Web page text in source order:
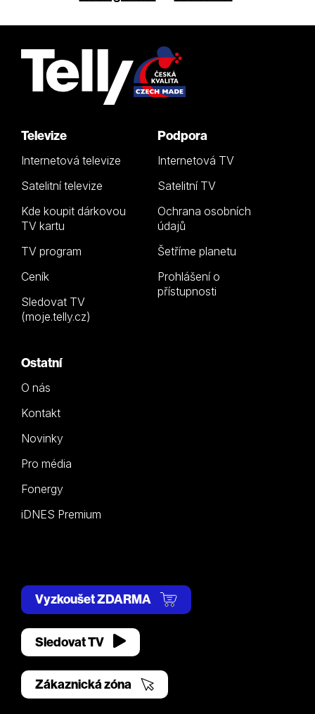
Televize
Internetová televize
Satelitní televize
Kde koupit dárkovou
TV kartu
TV program
Ceník
Sledovat TV
(moje.telly.cz)
Podpora
Internetová TV
Satelitní TV
Ochrana osobních
údajů
Šetříme planetu
Prohlášení o
přístupnosti
Ostatní
O nás
Kontakt
Novinky
Pro média
Fonergy
iDNES Premium
Vyzkoušet ZDARMA
Sledovat TV
Zákaznická zóna